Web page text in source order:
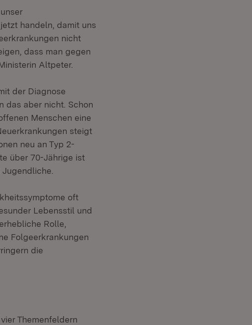
handeln, damit uns
nicht
dass man gegen
Altpeter.
der Diagnose
das aber nicht. Schon
Menschen eine
steigt
neu an Typ 2-
über 70-Jährige ist
oft
Lebensstil und
Rolle,
Folgeerkrankungen
die
Themenfeldern